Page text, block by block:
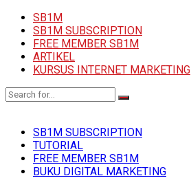
SB1M
SB1M SUBSCRIPTION
FREE MEMBER SB1M
ARTIKEL
KURSUS INTERNET MARKETING
SB1M SUBSCRIPTION
TUTORIAL
FREE MEMBER SB1M
BUKU DIGITAL MARKETING